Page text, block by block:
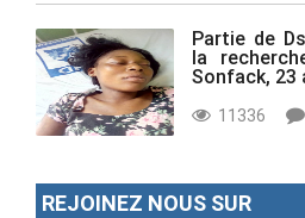
Partie de
la
Sonfack, 23
11336
REJOINEZ NOUS SUR